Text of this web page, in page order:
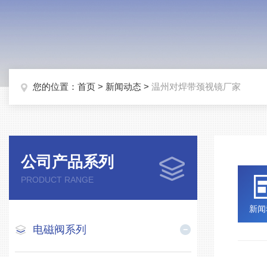
您的位置： 首页 > 新闻动态 > 温州对焊带颈视镜厂家
公司产品系列
PRODUCT RANGE
电磁阀系列
新